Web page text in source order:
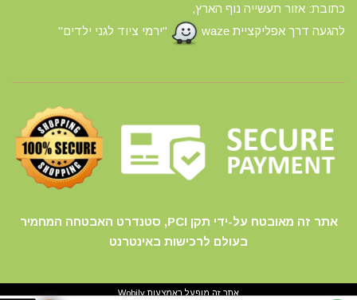
כתובת: אזור תעשייה נוף הארץ,
להגעה דרך אפליקציית waze
"ירמי ציוד לגני ילדים"
אתר זה מאובטח על-ידי תקן PCI, סטנדרט האבטחה המחמיר
בעולם לרכישות באינטרנט
אתר זה מופעל באמצעות Wobily